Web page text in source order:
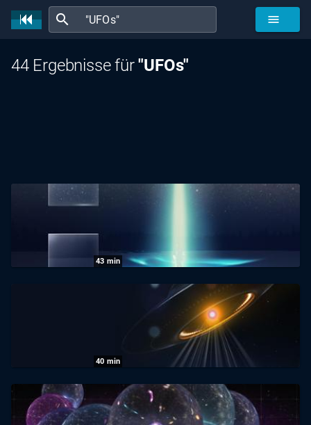
search menu
44 Ergebnisse für"UFOs"
43 min
UFOs: Die Fakten mit Harald Lesch
40 min
Mysteriöse Erscheinungen - UFOs auf der
Spur: Folge 4